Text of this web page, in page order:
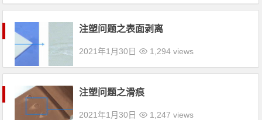
注塑问题之表面剥离
2021年1月30日 1,294 views
注塑问题之滑痕
2021年1月30日 1,247 views